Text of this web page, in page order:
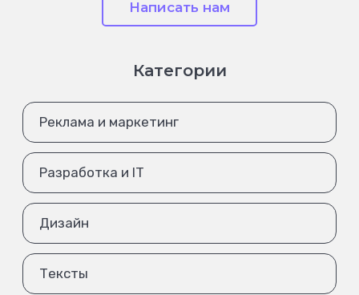
Написать нам
Категории
Реклама и маркетинг
Разработка и IT
Дизайн
Тексты